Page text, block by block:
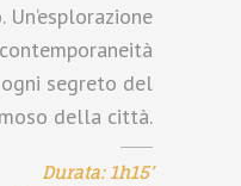
segreto del
della città.
Durata: 1h15’